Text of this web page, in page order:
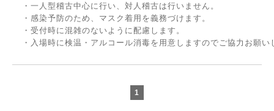
・一人型稽古中心に行い、対人稽古は行いません。
・感染予防のため、マスク着用を義務づけます。
・受付時に混雑のないように配慮します。
・入場時に検温・アルコール消毒を用意しますのでご協力お願い
1